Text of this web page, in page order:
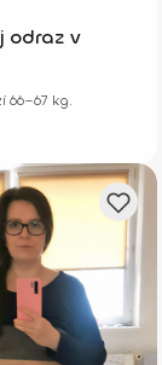
odraz v
66–67 kg.